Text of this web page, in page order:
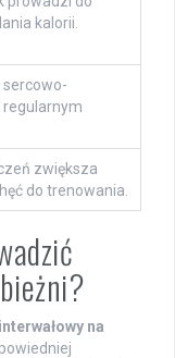
kalorii.
regularnym
zwiększa
do trenowania.
na